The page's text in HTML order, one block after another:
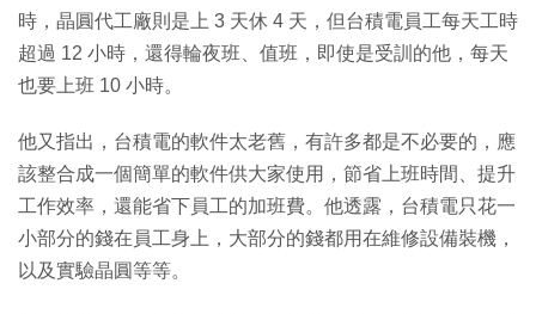
時，晶圓代工廠則是上 3 天休 4 天，但台積電員工每天工時
超過 12 小時，還得輪夜班、值班，即使是受訓的他，每天
也要上班 10 小時。
他又指出，台積電的軟件太老舊，有許多都是不必要的，應
該整合成一個簡單的軟件供大家使用，節省上班時間、提升
工作效率，還能省下員工的加班費。他透露，台積電只花一
小部分的錢在員工身上，大部分的錢都用在維修設備裝機，
以及實驗晶圓等等。